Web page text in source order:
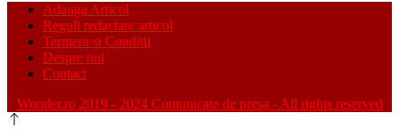
Adauga Articol
Reguli redactare articol
Termeni si Conditii
Despre noi
Contact
Wonder.ro 2019 - 2024 Comunicate de presa - All rights reserved